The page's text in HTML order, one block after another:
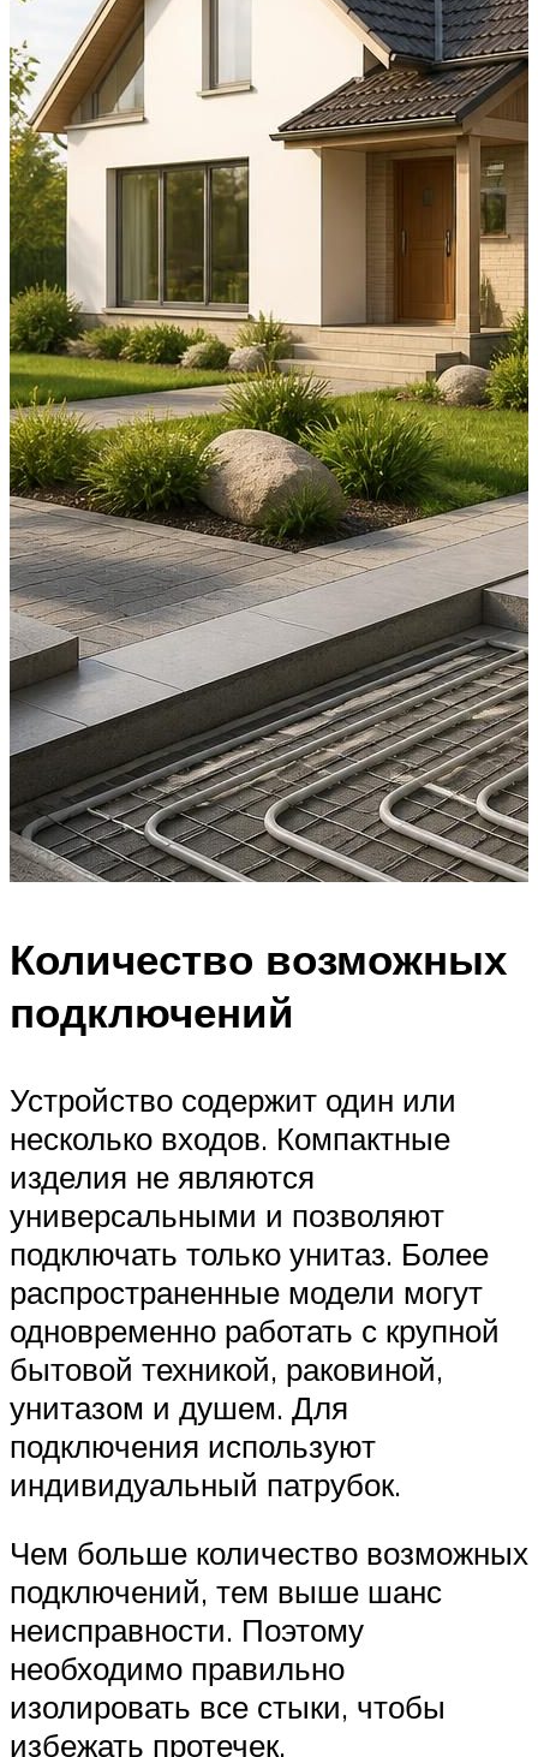
Количество возможных
подключений
Устройство содержит один или
несколько входов. Компактные
изделия не являются
универсальными и позволяют
подключать только унитаз. Более
распространенные модели могут
одновременно работать с крупной
бытовой техникой, раковиной,
унитазом и душем. Для
подключения используют
индивидуальный патрубок.
Чем больше количество возможных
подключений, тем выше шанс
неисправности. Поэтому
необходимо правильно
изолировать все стыки, чтобы
избежать протечек.